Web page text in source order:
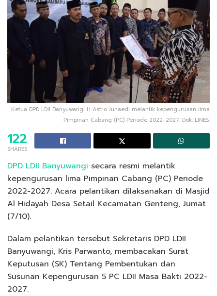
Ketua DPD LDII Banyuwangi H Astro Junaedi melantik kepengurusan lima
Pimpinan Cabang (PC) Periode 2022-2027. Dok: LINES.
122
SHARES
DPD LDII Banyuwangi secara resmi melantik
kepengurusan lima Pimpinan Cabang (PC) Periode
2022-2027. Acara pelantikan dilaksanakan di Masjid
Al Hidayah Desa Setail Kecamatan Genteng, Jumat
(7/10).
Dalam pelantikan tersebut Sekretaris DPD LDII
Banyuwangi, Kris Parwanto, membacakan Surat
Keputusan (SK) Tentang Pembentukan dan
Susunan Kepengurusan 5 PC LDII Masa Bakti 2022-
2027.